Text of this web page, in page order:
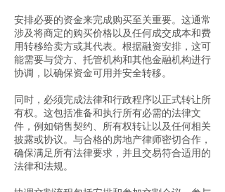
安排必要的资金来完成购买至关重要。这通常
涉及将商定的购买价格以及任何成交成本和费
用转移给卖方或其代表。根据融资安排，这可
能需要与贷方、托管机构和其他金融机构进行
协调，以确保资金可用并安全转移。
同时，必须完成法律和行政程序以正式转让所
有权。这包括准备和执行所有必需的法律文
件，例如销售契约、所有权转让以及任何相关
披露或协议。与合格的房地产律师密切合作，
确保满足所有法律要求，并且交易符合适用的
法律和法规。